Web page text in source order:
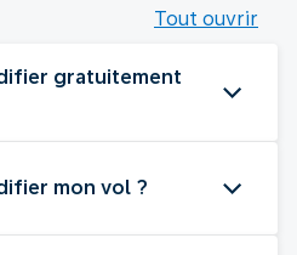
Tout ouvrir
gratuitement
mon vol ?